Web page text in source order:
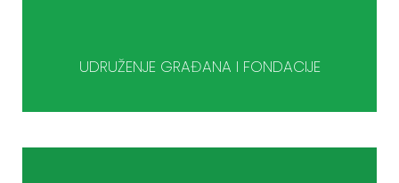
UDRUŽENJE GRAĐANA I FONDACIJE